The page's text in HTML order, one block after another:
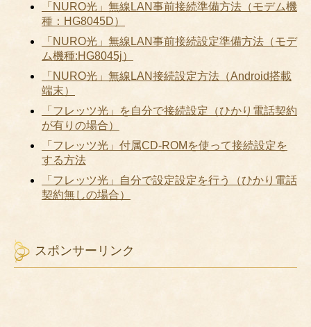
「NURO光」無線LAN事前接続準備方法（モデム機
種：HG8045D）
「NURO光」無線LAN事前接続設定準備方法（モデ
ム機種:HG8045j）
「NURO光」無線LAN接続設定方法（Android搭載
端末）
「フレッツ光」を自分で接続設定（ひかり電話契約
が有りの場合）
「フレッツ光」付属CD-ROMを使って接続設定を
する方法
「フレッツ光」自分で設定設定を行う（ひかり電話
契約無しの場合）
スポンサーリンク